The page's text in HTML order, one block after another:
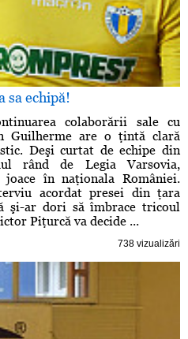
sa echipă!
colaborării sale cu
Guilherme are o ţintă clară
Deşi curtat de echipe din
rând de Legia Varsovia,
în naţionala României.
acordat presei din ţara
şi-ar dori să îmbrace tricoul
Piţurcă va decide ...
738 vizualizări